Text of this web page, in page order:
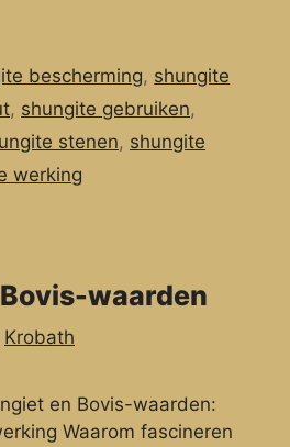
bescherming, shungite
, shungite gebruiken,
stenen, shungite
werking
waarden
Krobath
en Bovis-waarden:
Waarom fascineren